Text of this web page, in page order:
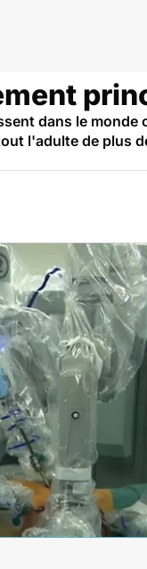
dans le
l'adulte de plus